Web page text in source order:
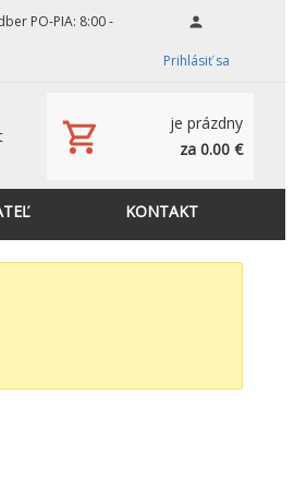
PO-PIA: 8:00 -
Prihlásiť sa
je prázdny
za 0.00 €
KONTAKT